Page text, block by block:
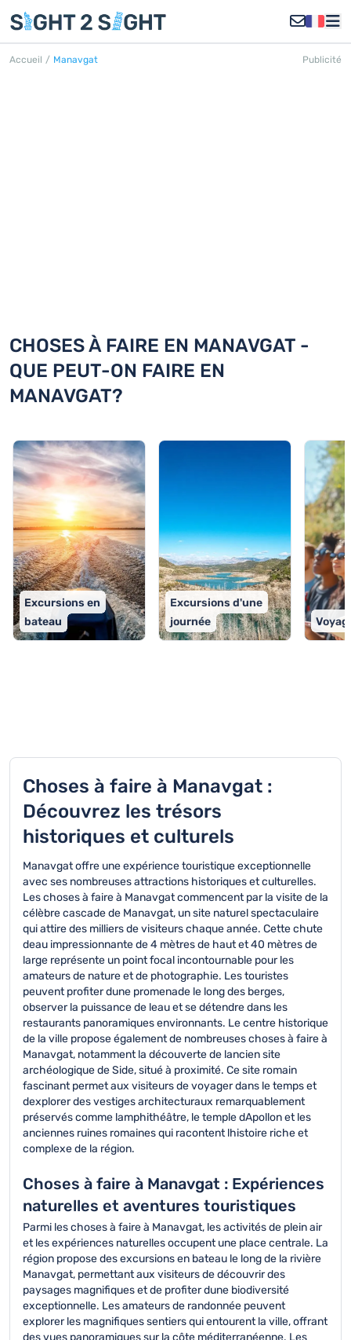
Accueil / Manavgat Publicité
CHOSES À FAIRE EN MANAVGAT -
QUE PEUT-ON FAIRE EN
MANAVGAT?
Excursions en
bateau
Excursions d'une
journée
Choses à faire à Manavgat :
Découvrez les trésors
historiques et culturels
Manavgat offre une expérience touristique exceptionnelle
avec ses nombreuses attractions historiques et culturelles.
Les choses à faire à Manavgat commencent par la visite de la
célèbre cascade de Manavgat, un site naturel spectaculaire
qui attire des milliers de visiteurs chaque année. Cette chute
deau impressionnante de 4 mètres de haut et 40 mètres de
large représente un point focal incontournable pour les
amateurs de nature et de photographie. Les touristes
peuvent profiter dune promenade le long des berges,
observer la puissance de leau et se détendre dans les
restaurants panoramiques environnants. Le centre historique
de la ville propose également de nombreuses choses à faire à
Manavgat, notamment la découverte de lancien site
archéologique de Side, situé à proximité. Ce site romain
fascinant permet aux visiteurs de voyager dans le temps et
dexplorer des vestiges architecturaux remarquablement
préservés comme lamphithéâtre, le temple dApollon et les
anciennes ruines romaines qui racontent lhistoire riche et
complexe de la région.
Choses à faire à Manavgat : Expériences
naturelles et aventures touristiques
Parmi les choses à faire à Manavgat, les activités de plein air
et les expériences naturelles occupent une place centrale. La
région propose des excursions en bateau le long de la rivière
Manavgat, permettant aux visiteurs de découvrir des
paysages magnifiques et de profiter dune biodiversité
exceptionnelle. Les amateurs de randonnée peuvent
explorer les magnifiques sentiers qui entourent la ville, offrant
des vues panoramiques sur la côte méditerranéenne. Les